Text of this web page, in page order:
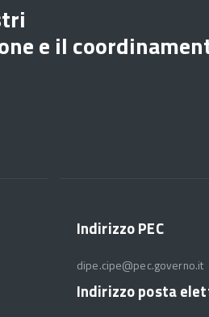
e il
Indirizzo PEC
dipe.cipe@pec.governo.it
Indirizzo posta